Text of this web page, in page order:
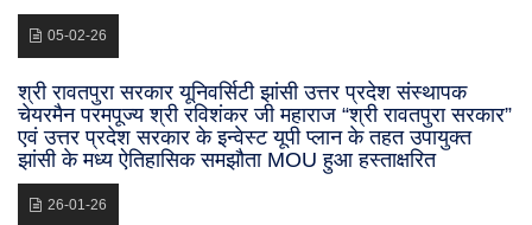
05-02-26
श्री रावतपुरा सरकार यूनिवर्सिटी झांसी उत्तर प्रदेश संस्थापक
चेयरमैन परमपूज्य श्री रविशंकर जी महाराज “श्री रावतपुरा सरकार”
एवं उत्तर प्रदेश सरकार के इन्वेस्ट यूपी प्लान के तहत उपायुक्त
झांसी के मध्य ऐतिहासिक समझौता MOU हुआ हस्ताक्षरित
26-01-26